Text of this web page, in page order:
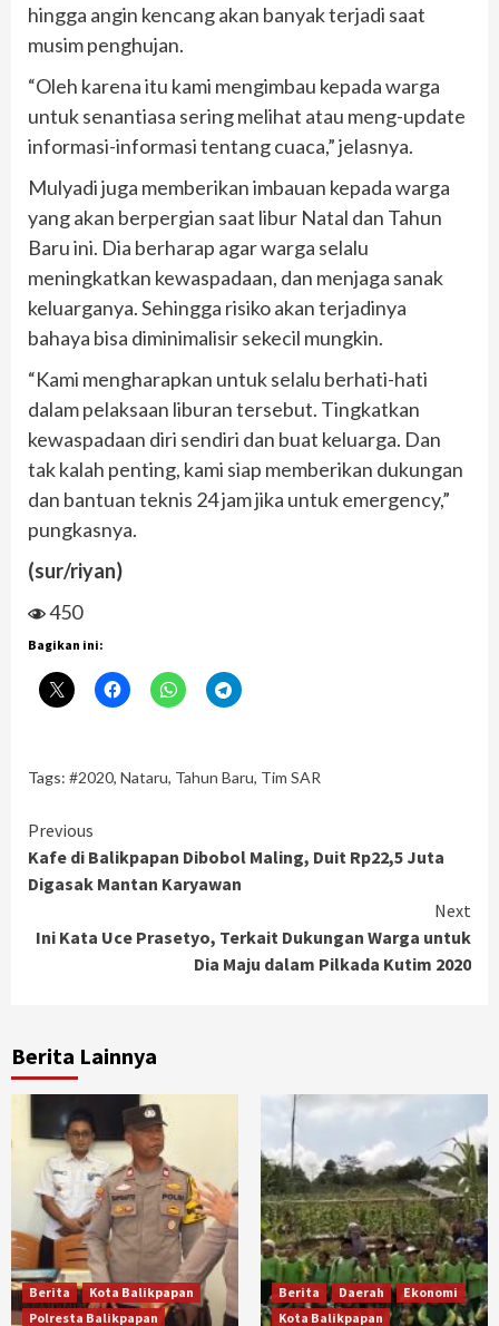
hingga angin kencang akan banyak terjadi saat
musim penghujan.
“Oleh karena itu kami mengimbau kepada warga
untuk senantiasa sering melihat atau meng-update
informasi-informasi tentang cuaca,” jelasnya.
Mulyadi juga memberikan imbauan kepada warga
yang akan berpergian saat libur Natal dan Tahun
Baru ini. Dia berharap agar warga selalu
meningkatkan kewaspadaan, dan menjaga sanak
keluarganya. Sehingga risiko akan terjadinya
bahaya bisa diminimalisir sekecil mungkin.
“Kami mengharapkan untuk selalu berhati-hati
dalam pelaksaan liburan tersebut. Tingkatkan
kewaspadaan diri sendiri dan buat keluarga. Dan
tak kalah penting, kami siap memberikan dukungan
dan bantuan teknis 24 jam jika untuk emergency,”
pungkasnya.
(sur/riyan)
450
Bagikan ini:
Tags: #2020, Nataru, Tahun Baru, Tim SAR
Continue
Reading
Previous
Kafe di Balikpapan Dibobol Maling, Duit Rp22,5 Juta
Digasak Mantan Karyawan
Next
Ini Kata Uce Prasetyo, Terkait Dukungan Warga untuk
Dia Maju dalam Pilkada Kutim 2020
Berita Lainnya
Berita
Kota Balikpapan
Polresta Balikpapan
Berita Daerah
Ekonomi
Kota Balikpapan